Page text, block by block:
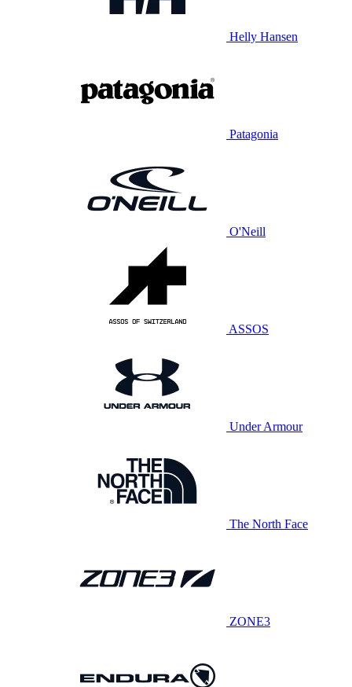
Helly Hansen
Patagonia
O'Neill
ASSOS
Under Armour
The North Face
ZONE3